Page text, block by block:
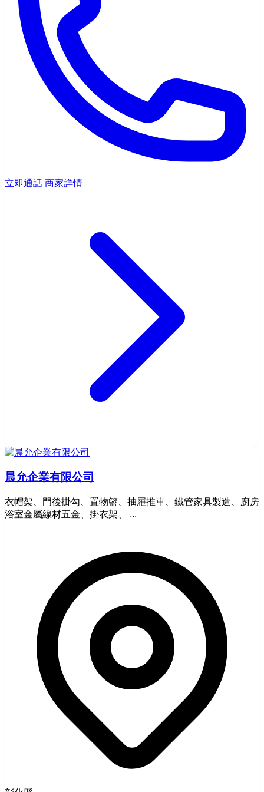
立即通話 商家詳情
晨允企業有限公司
衣帽架、門後掛勾、置物籃、抽屜推車、鐵管家具製造、廚房
浴室金屬線材五金、掛衣架、 ...